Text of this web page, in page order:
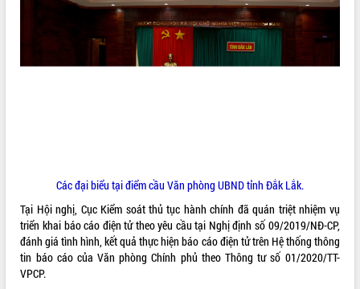
VĂN BẢN HĐND TỈNH
Các đại biểu tại điểm cầu Văn phòng UBND tỉnh Đắk Lắk.
Tại Hội nghị, Cục Kiểm soát thủ tục hành chính đã quán triệt nhiệm vụ
triển khai báo cáo điện tử theo yêu cầu tại Nghị định số 09/2019/NĐ-CP,
đánh giá tình hình, kết quả thực hiện báo cáo điện tử trên Hệ thống thông
tin báo cáo của Văn phòng Chính phủ theo Thông tư số 01/2020/TT-
VPCP.